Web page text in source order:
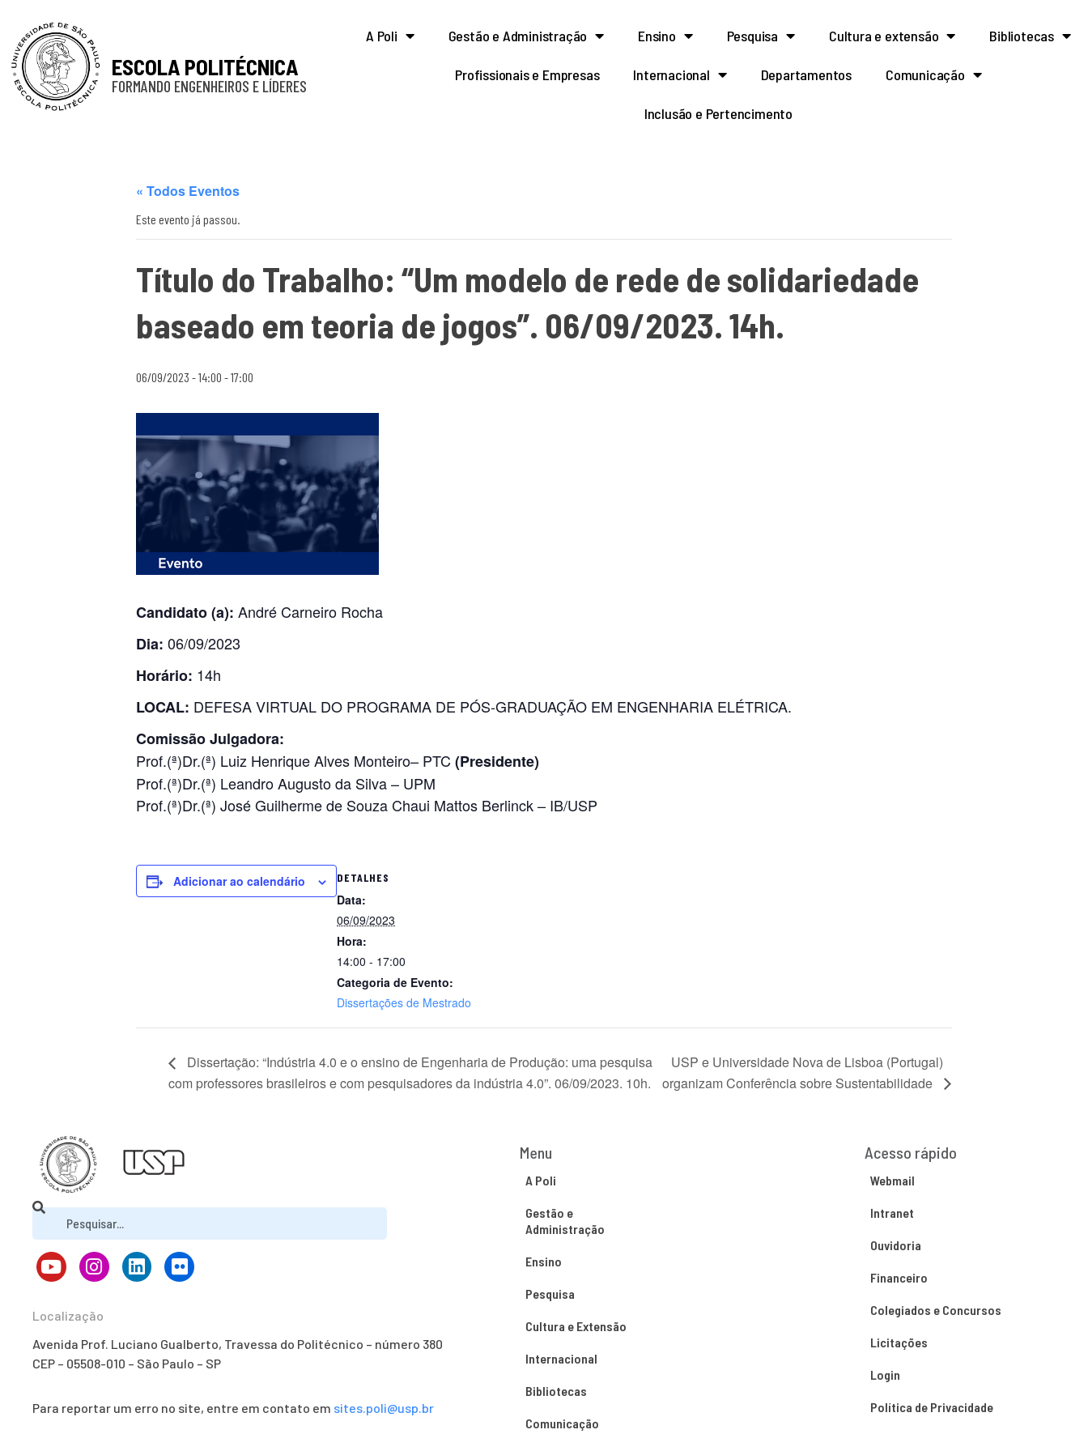
ESCOLA POLITÉCNICA
FORMANDO ENGENHEIROS E LÍDERES
A Poli Gestão e Administração Ensino Pesquisa Cultura e extensão Bibliotecas
Profissionais e Empresas Internacional Departamentos Comunicação
Inclusão e Pertencimento
« Todos Eventos
Este evento já passou.
Título do Trabalho: “Um modelo de rede de solidariedade
baseado em teoria de jogos”. 06/09/2023. 14h.
06/09/2023 - 14:00 -17:00
Candidato (a): André Carneiro Rocha
Dia: 06/09/2023
Horário: 14h
LOCAL: DEFESA VIRTUAL DO PROGRAMA DE PÓS-GRADUAÇÃO EM ENGENHARIA ELÉTRICA.
Comissão Julgadora:
Prof.(ª)Dr.(ª) Luiz Henrique Alves Monteiro– PTC (Presidente)
Prof.(ª)Dr.(ª) Leandro Augusto da Silva – UPM
Prof.(ª)Dr.(ª) José Guilherme de Souza Chaui Mattos Berlinck – IB/USP
Adicionar ao calendário DETALHES
Data:
06/09/2023
Hora:
14:00 - 17:00
Categoria de Evento:
Dissertações de Mestrado
Dissertação: “Indústria 4.0 e o ensino de Engenharia de Produção: uma pesquisa
com professores brasileiros e com pesquisadores da indústria 4.0”. 06/09/2023. 10h.
USP e Universidade Nova de Lisboa (Portugal)
organizam Conferência sobre Sustentabilidade
Localização
Avenida Prof. Luciano Gualberto, Travessa do Politécnico – número 380
CEP – 05508-010 – São Paulo – SP
Para reportar um erro no site, entre em contato em sites.poli@usp.br
Menu
A Poli
Gestão e
Administração
Ensino
Pesquisa
Cultura e Extensão
Internacional
Bibliotecas
Comunicação
Acesso rápido
Webmail
Intranet
Ouvidoria
Financeiro
Colegiados e Concursos
Licitações
Login
Política de Privacidade